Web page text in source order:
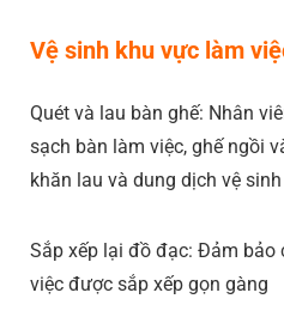
Vệ sinh khu vực làm
Quét và lau bàn ghế: Nhân
sạch bàn làm việc, ghế ngồi
khăn lau và dung dịch vệ
Sắp xếp lại đồ đạc: Đảm bảo
việc được sắp xếp gọn gàng